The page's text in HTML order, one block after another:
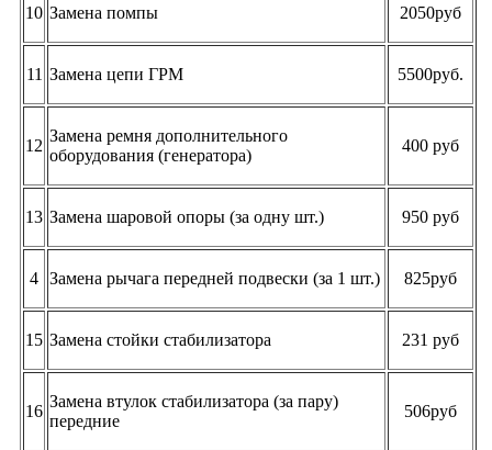
10 Замена помпы 2050руб
11 Замена цепи ГРМ 5500руб.
12
Замена ремня дополнительного
оборудования (генератора)
400 руб
13 Замена шаровой опоры (за одну шт.) 950 руб
4 Замена рычага передней подвески (за 1 шт.) 825руб
15 Замена стойки стабилизатора 231 руб
16
Замена втулок стабилизатора (за пару)
передние
506руб